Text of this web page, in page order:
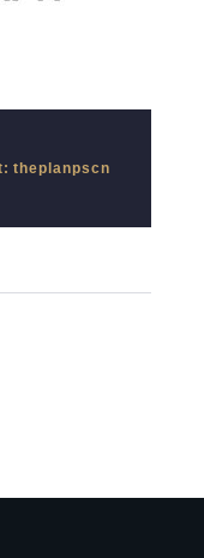
theplanpscn